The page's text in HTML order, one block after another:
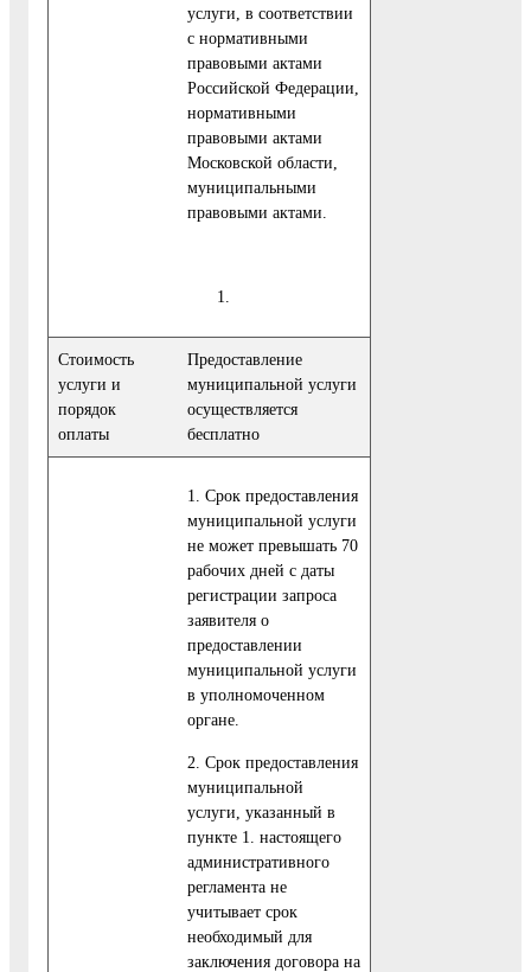
услуги, в соответствии
с нормативными
правовыми актами
Российской Федерации,
нормативными
правовыми актами
Московской области,
муниципальными
правовыми актами.
Стоимость
услуги и
порядок
оплаты
Предоставление
муниципальной услуги
осуществляется
бесплатно
1. Срок предоставления
муниципальной услуги
не может превышать 70
рабочих дней с даты
регистрации запроса
заявителя о
предоставлении
муниципальной услуги
в уполномоченном
органе.
2. Срок предоставления
муниципальной
услуги, указанный в
пункте 1. настоящего
административного
регламента не
учитывает срок
необходимый для
заключения договора на